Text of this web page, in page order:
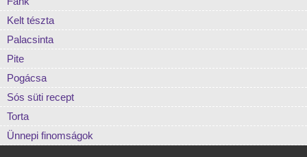
Kelt tészta
Palacsinta
Pite
Pogácsa
Sós süti recept
Torta
Ünnepi finomságok